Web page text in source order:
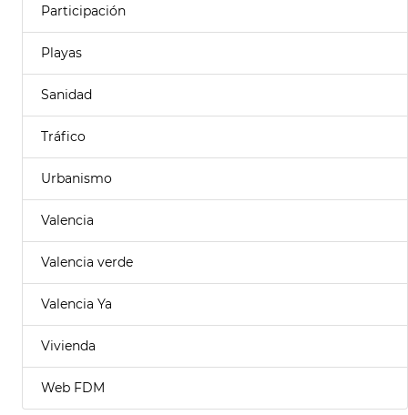
Participación
Playas
Sanidad
Tráfico
Urbanismo
Valencia
Valencia verde
Valencia Ya
Vivienda
Web FDM